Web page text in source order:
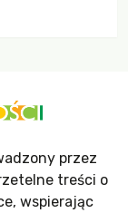
przez
treści o
wspierając